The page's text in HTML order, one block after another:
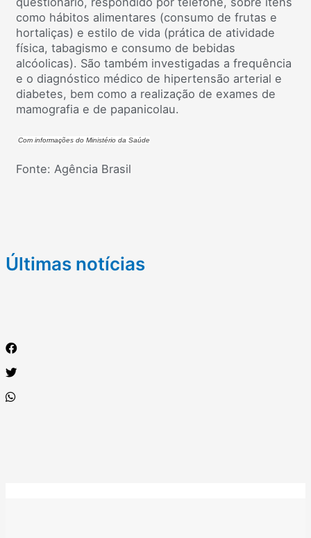
como hábitos alimentares (consumo de frutas e
hortaliças) e estilo de vida (prática de atividade
física, tabagismo e consumo de bebidas
alcóolicas). São também investigadas a frequência
e o diagnóstico médico de hipertensão arterial e
diabetes, bem como a realização de exames de
mamografia e de papanicolau.
Com informações do Ministério da Saúde
Fonte: Agência Brasil
Últimas notícias